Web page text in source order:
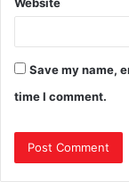
Website
Save my name,
time I comment.